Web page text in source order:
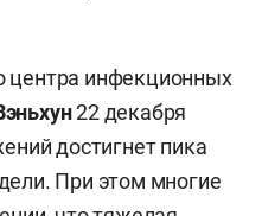
центра инфекционных
22 декабря
достигнет пика
При этом многие